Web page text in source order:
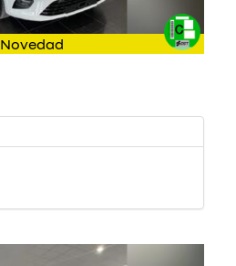
Novedad